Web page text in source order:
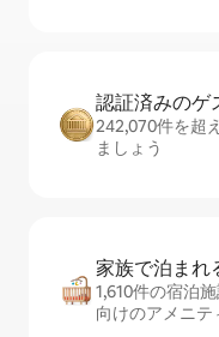
認証済みのゲ⁠
242,070件を超
ましょう
家族で泊まれ
1,610件の宿泊
向けのアメニ